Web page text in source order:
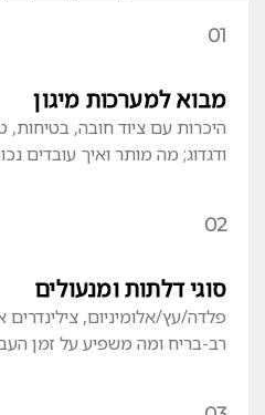
01
מבוא למערכות מיגון
היכרות עם ציוד חובה, בטיחות,
ודגדוג; מה מותר ואיך עובדים
02
סוגי דלתות ומנעולים
פלדה/עץ/אלומיניום, צילינדרים
רב-בריח ומה משפיע על זמן